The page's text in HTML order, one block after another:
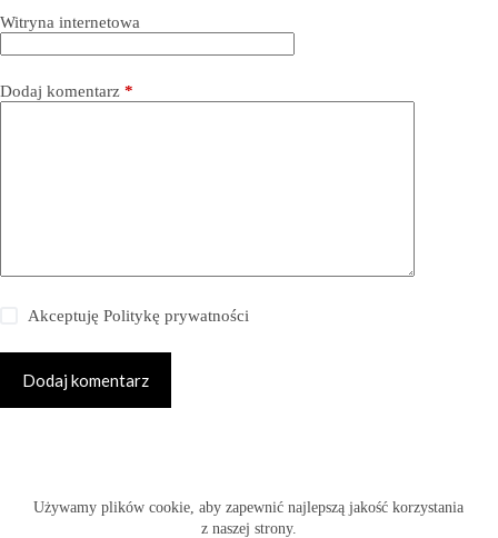
Używamy plików cookie, aby zapewnić najlepszą jakość korzystania
z naszej strony.
Witryna internetowa
Dodaj komentarz *
AkceptujęPolitykę prywatności
Dodaj komentarz
www.fabryka-slubow.com.pl